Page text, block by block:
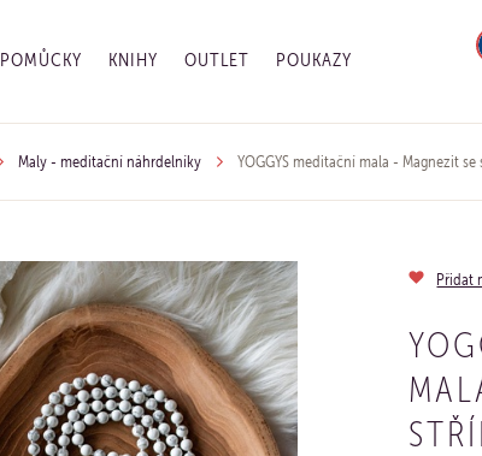
POMŮCKY KNIHY OUTLET POUKAZY
Maly - meditační náhrdelníky YOGGYS meditační mala - Magnezit
Přidat